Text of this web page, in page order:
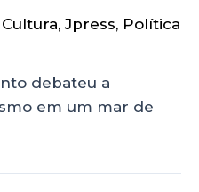
Cultura,Jpress, Política
debateu a
em um mar de